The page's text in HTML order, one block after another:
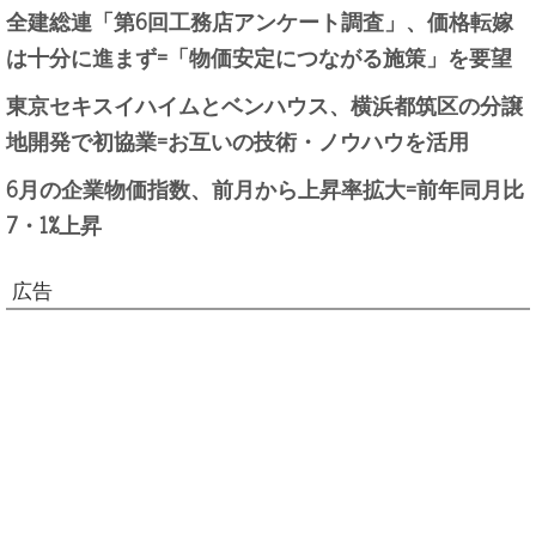
全建総連「第6回工務店アンケート調査」、価格転嫁
は十分に進まず=「物価安定につながる施策」を要望
東京セキスイハイムとベンハウス、横浜都筑区の分譲
地開発で初協業=お互いの技術・ノウハウを活用
6月の企業物価指数、前月から上昇率拡大=前年同月比
7・1%上昇
広告